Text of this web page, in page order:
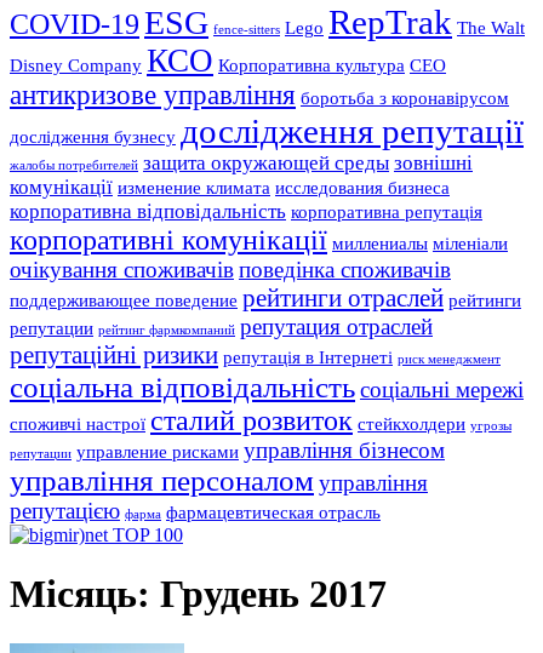
COVID-19ESG fence-sitters Lego RepTrak The Walt
Disney Company КСО Корпоративна культура СЕО
антикризове управління боротьба з коронавірусом
дослідження бузнесу дослідження репутації
жалобы потребителей защита окружающей среды зовнішні
комунікації изменение климата исследования бизнеса
корпоративна відповідальність корпоративна репутація
корпоративні комунікації миллениалы міленіали
очікування споживачівповедінка споживачів
поддерживающее поведение рейтинги отраслей рейтинги
репутации рейтинг фармкомпаний репутация отраслей
репутаційні ризики репутація в Інтернеті риск менеджмент
соціальна відповідальністьсоціальні мережі
споживчі настрої сталий розвиток стейкхолдери угрозы
репутации управление рисками управління бізнесом
управління персоналомуправління
репутацією фарма фармацевтическая отрасль
Місяць: Грудень 2017